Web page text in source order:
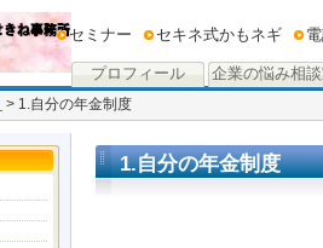
プロフィール 企業の悩み相
セミナー セキネ式かもネギ
> 1.自分の年金制度
1.自分の年金制度